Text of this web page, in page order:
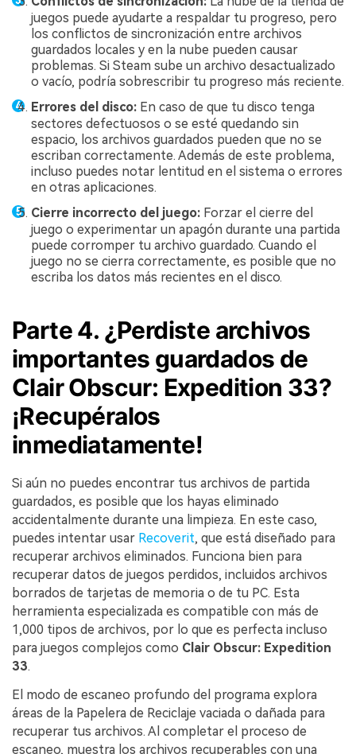
juegos puede ayudarte a respaldar tu progreso, pero
los conflictos de sincronización entre archivos
guardados locales y en la nube pueden causar
problemas. Si Steam sube un archivo desactualizado
o vacío, podría sobrescribir tu progreso más reciente.
Errores del disco: En caso de que tu disco tenga
sectores defectuosos o se esté quedando sin
espacio, los archivos guardados pueden que no se
escriban correctamente. Además de este problema,
incluso puedes notar lentitud en el sistema o errores
en otras aplicaciones.
Cierre incorrecto del juego: Forzar el cierre del
juego o experimentar un apagón durante una partida
puede corromper tu archivo guardado. Cuando el
juego no se cierra correctamente, es posible que no
escriba los datos más recientes en el disco.
Parte 4. ¿Perdiste archivos
importantes guardados de
Clair Obscur: Expedition 33?
¡Recupéralos
inmediatamente!
Si aún no puedes encontrar tus archivos de partida
guardados, es posible que los hayas eliminado
accidentalmente durante una limpieza. En este caso,
puedes intentar usar Recoverit, que está diseñado para
recuperar archivos eliminados. Funciona bien para
recuperar datos de juegos perdidos, incluidos archivos
borrados de tarjetas de memoria o de tu PC. Esta
herramienta especializada es compatible con más de
1,000 tipos de archivos, por lo que es perfecta incluso
para juegos complejos como Clair Obscur: Expedition
33.
El modo de escaneo profundo del programa explora
áreas de la Papelera de Reciclaje vaciada o dañada para
recuperar tus archivos. Al completar el proceso de
escaneo, muestra los archivos recuperables con una